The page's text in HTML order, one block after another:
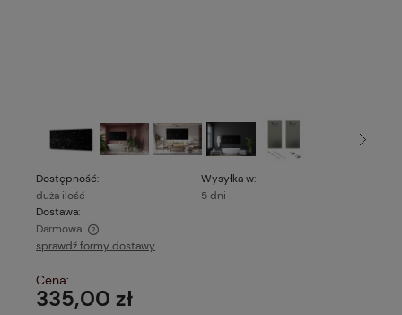
Dostępność:
duża ilość
Wysyłka w:
5 dni
Dostawa:
Darmowa
Cena nie zawiera ewentualnych kosztów płatności
sprawdź formy dostawy
Cena:
335,00 zł